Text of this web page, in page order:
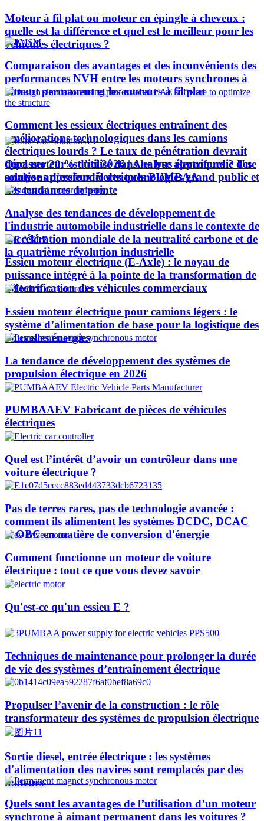
Moteur à fil plat ou moteur en épingle à cheveux :
quelle est la différence et quel est le meilleur pour les
véhicules électriques ?
Comparaison des avantages et des inconvénients des
performances NVH entre les moteurs synchrones à
aimant permanent et les moteurs à fil plat
Comment les essieux électriques entraînent des
améliorations technologiques dans les camions
électriques lourds ? Le taux de pénétration devrait
dépasser 20 % d’ici 2026 | Analyse approfondie des
solutions d'essieux électriques PUMBAA
Quel moteur est utilisé dans les bus électriques ? Une
analyse approfondie des technologies grand public et
des tendances de pointe
Analyse des tendances de développement de
l'industrie automobile industrielle dans le contexte de
l'accélération mondiale de la neutralité carbone et de
la quatrième révolution industrielle
Essieu moteur électrique (E-Axle) : le noyau de
puissance intégré à la pointe de la transformation de
l’électrification des véhicules commerciaux
Essieu moteur électrique pour camions légers : le
système d’alimentation de base pour la logistique des
nouvelles énergies
La tendance de développement des systèmes de
propulsion électrique en 2026
PUMBAAEV Fabricant de pièces de véhicules
électriques
Quel est l’intérêt d’avoir un contrôleur dans une
voiture électrique ?
Pas de terres rares, pas de technologie avancée :
comment ils alimentent les systèmes DCDC, DCAC
et OBC en matière de conversion d'énergie
Comment fonctionne un moteur de voiture
électrique : tout ce que vous devez savoir
Qu'est-ce qu'un essieu E ?
Techniques de maintenance pour prolonger la durée
de vie des systèmes d’entraînement électrique
Propulser l’avenir de la construction : le rôle
transformateur des systèmes de propulsion électrique
Sortie diesel, entrée électrique : les systèmes
d'alimentation des navires sont remplacés par des
moteurs
Quels sont les avantages de l’utilisation d’un moteur
synchrone à aimant permanent dans les voitures ?